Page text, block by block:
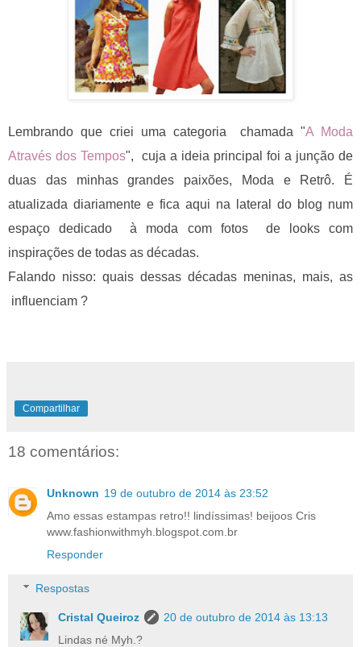
Lembrando que criei uma categoria chamada "A Moda
Através dos Tempos", cuja a ideia principal foi a junção de
duas das minhas grandes paixões, Moda e Retrô. É
atualizada diariamente e fica aqui na lateral do blog num
espaço dedicado à moda com fotos de looks com
inspirações de todas as décadas.
Falando nisso: quais dessas décadas meninas, mais, as
influenciam ?
Compartilhar
18 comentários:
Unknown 19 de outubro de 2014 às 23:52
Amo essas estampas retro!! lindíssimas! beijoos Cris
www.fashionwithmyh.blogspot.com.br
Responder
Respostas
Cristal Queiroz
20 de outubro de 2014 às 13:13
Lindas né Myh.?